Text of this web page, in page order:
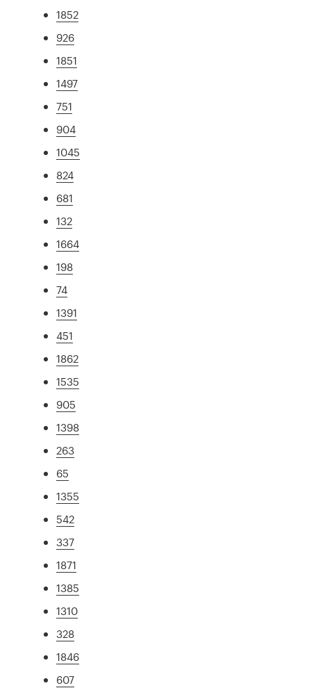
1852
926
1851
1497
751
904
1045
824
681
132
1664
198
74
1391
451
1862
1535
905
1398
263
65
1355
542
337
1871
1385
1310
328
1846
607